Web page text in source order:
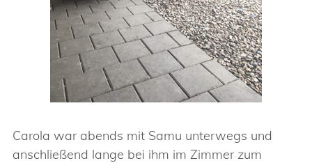
Carola war abends mit Samu unterwegs und
anschließend lange bei ihm im Zimmer zum